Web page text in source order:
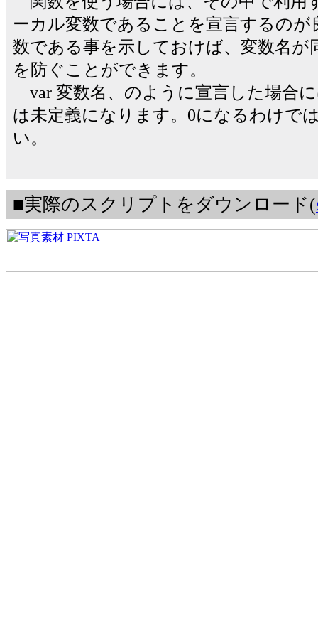
ーカル変数であることを宣言するの
数である事を示しておけば、変数名
を防ぐことができます。
var 変数名、のように宣言した場合
は未定義になります。0になるわけで
い。
■実際のスクリプトをダウンロード(